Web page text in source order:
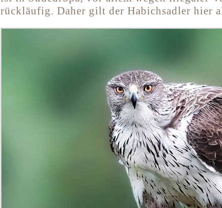
rückläufig. Daher gilt der Habichsadler hier